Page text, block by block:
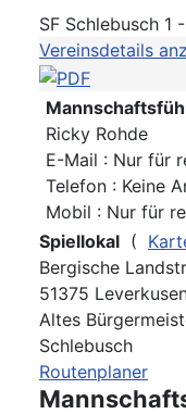
SF Schlebusch 1
Vereinsdetails
Ricky Rohde
E-Mail : Nur für
Telefon : Keine
Mobil : Nur für
Spiellokal (
Bergische
51375
Altes
Schlebusch
Routenplaner